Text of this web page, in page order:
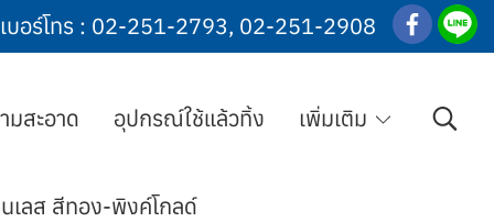
เบอร์โทร : 02-251-2793, 02-251-2908
สะอาด อุปกรณ์ใช้แล้วทิ้ง เพิ่มเติม
เลส สีทอง-พิงค์โกลด์